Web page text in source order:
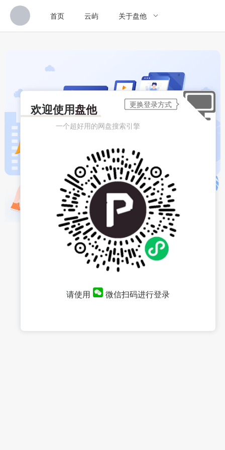
首页 云屿 关于盘他
欢迎使用盘他
一个超好用的网盘搜索引擎
请使用 微信扫码进行登录